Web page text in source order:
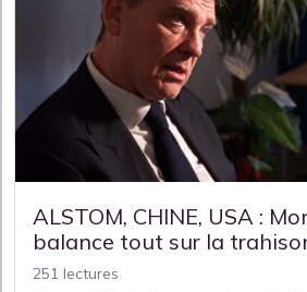
ALSTOM, CHINE, USA :
balance tout sur la
251 lectures